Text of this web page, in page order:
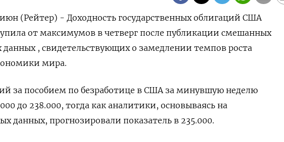
(Рейтер) - Доходность государственных облигаций США
от максимумов в четверг после публикации смешанных
данных , свидетельствующих о замедлении темпов роста
мира.
за пособием по безработице в США за минувшую неделю
до 238.000​​, тогда как аналитики, основываясь на
данных, прогнозировали показатель в 235​.000.